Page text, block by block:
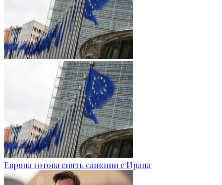
Европа готова снять санкции с Ирана